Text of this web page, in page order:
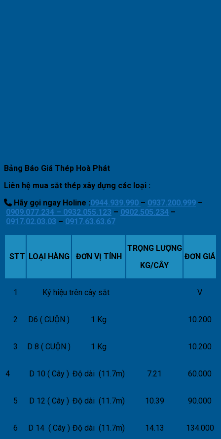
Bảng Báo Giá Thép Hoà Phát
Liên hệ mua sắt thép xây dựng các loại :
Hãy gọi ngay Holine :0944.939.990 – 0937.200.999 –
0909.077.234 – 0932.055.123 – 0902.505.234 –
0917.02.03.03 – 0917.63.63.67
STT LOẠI HÀNG ĐƠN VỊ TÍNH
TRỌNG LƯỢNG
KG/CÂY
ĐƠN GIÁ
1 Ký hiệu trên cây sắt V
2 D6 ( CUỘN ) 1 Kg 10.200
3 D 8 ( CUỘN ) 1 Kg 10.200
4 D 10 ( Cây ) Độ dài (11.7m) 7.21 60.000
5 D 12 ( Cây ) Độ dài (11.7m) 10.39 90.000
6 D 14 ( Cây ) Độ dài (11.7m) 14.13 134.000